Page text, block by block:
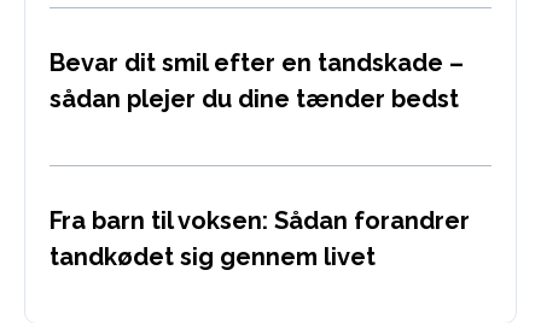
Bevar dit smil efter en tandskade –
sådan plejer du dine tænder bedst
Fra barn til voksen: Sådan forandrer
tandkødet sig gennem livet